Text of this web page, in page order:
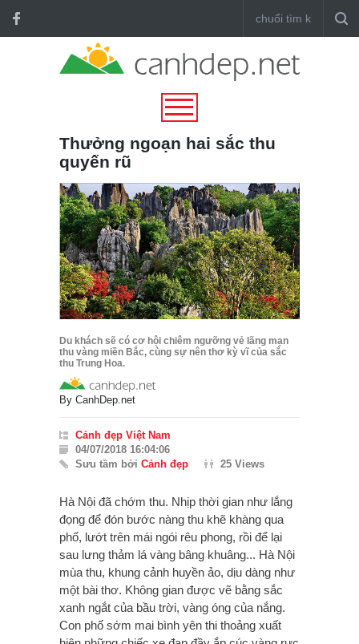
Thưởng ngoạn hai sắc thu
quyến rũ
Du khách sẽ có cơ hội chiêm ngưỡng vẻ lãng mạn
thu vàng miền Bắc, cùng sự nên thơ kỳ vĩ của sắc
thu Trung Hoa.
By CanhDep.net
Cảnh đẹp Việt Nam
04/07/2018 16:04:06
Sưu tầm bởi Cảnh đẹp 25 Views
Hà Nội đã chớm thu. Nhịp thời gian như lắng
đọng để đón bước nàng thu khẽ khàng qua
phố, lướt trên mái ngói rêu phong, rồi để lại
sau lưng thảm lá vàng bâng khuâng... Hà Nội
mùa thu, khung cảnh huyền ảo, dịu dàng như
một bài thơ. Không gian được vẽ bằng sắc
xanh ngắt của bầu trời, vàng óng của nắng.
Con phố sớm mai bình yên thi thoảng xuất